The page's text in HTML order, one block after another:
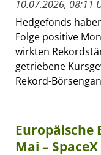
10.07.2026, 08:11
Hedgefonds
Folge positive
wirkten
getriebene
Rekord-
Europäische
Mai –